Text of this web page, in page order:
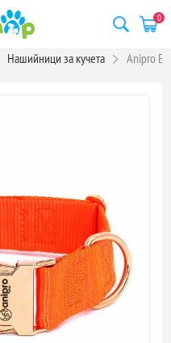
0
Нашийници за кучета Anipro